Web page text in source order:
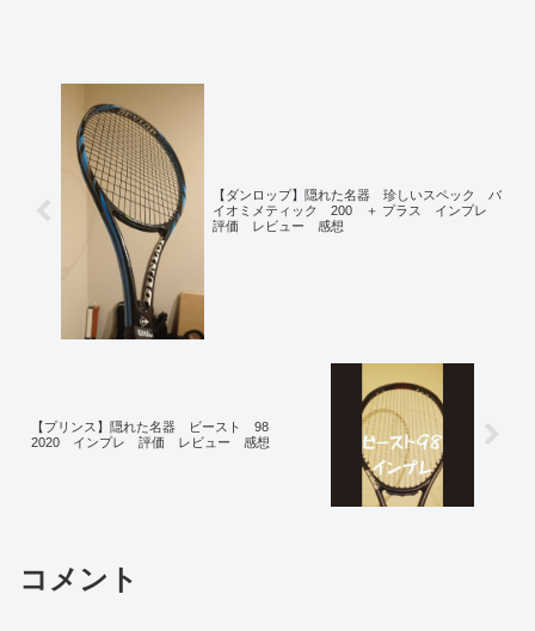
【ダンロップ】隠れた名器 珍しいスペック バ
イオミメティック 200 ＋ プラス インプレ
評価 レビュー 感想
【プリンス】隠れた名器 ビースト 98
2020 インプレ 評価 レビュー 感想
コメント